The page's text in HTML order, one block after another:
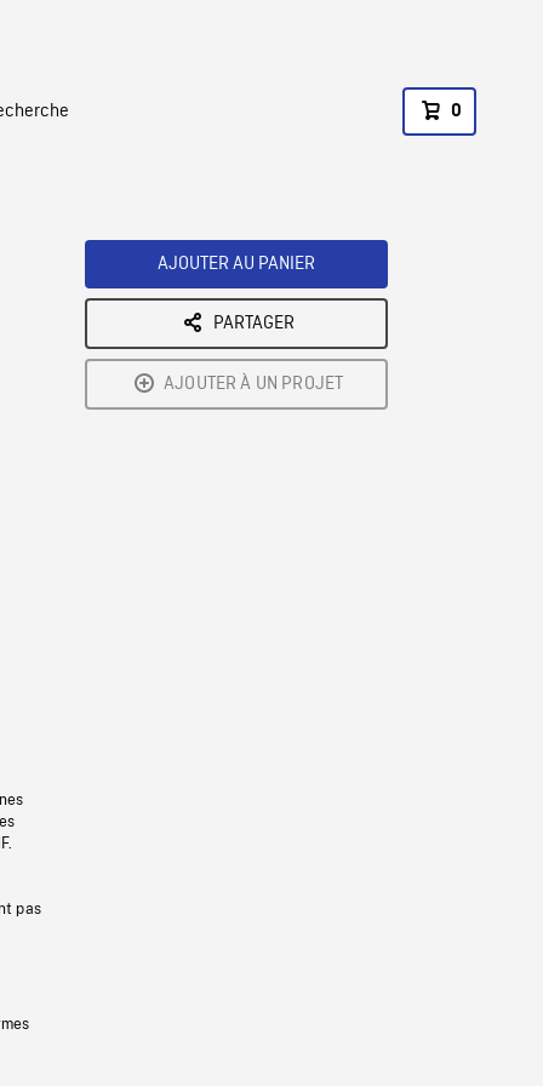
0
pas
AJOUTER AU PANIER
PARTAGER
AJOUTER À UN PROJET